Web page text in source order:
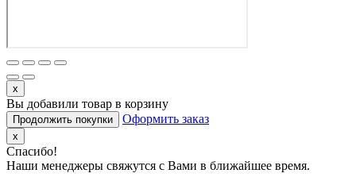
x
Вы добавили товар в корзину
Продолжить покупки Оформить заказ
x
Спасибо!
Наши менеджеры свяжутся с Вами в ближайшее время.